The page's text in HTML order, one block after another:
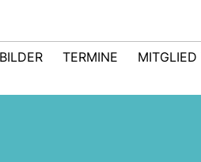
BILDER TERMINE MITGLIED